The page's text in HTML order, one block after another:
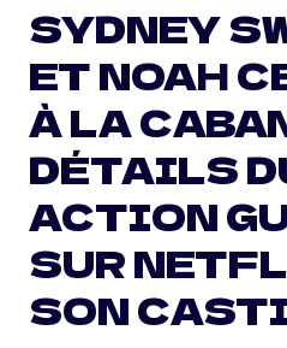
SYDNEY
ET NOAH
À LA
DÉTAILS
ACTION
SUR
SON